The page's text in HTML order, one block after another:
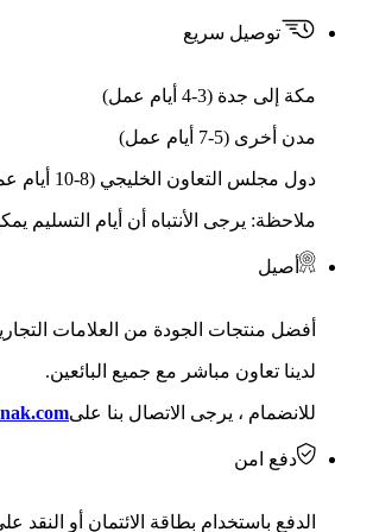
توصيل سريع
مكة إلى جدة (3-4 أيام عمل)
مدن أخرى (5-7 أيام عمل)
دول مجلس التعاون الخليجي (8-10 أيام عمل)
ملاحظة: يرجى الأنتباه أن أيام التسليم
أصيل
أفضل منتجات الجودة من العلامات
لدينا تعاون مباشر مع جميع البائعين.
للانضمام ، يرجى الاتصال بنا على
دفع امن
الدفع باستخدام بطاقة الائتمان أو النقد